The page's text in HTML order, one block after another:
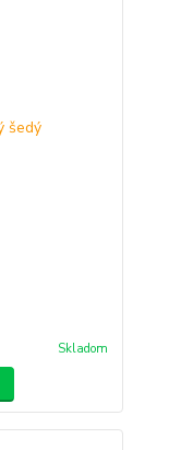
Skladom